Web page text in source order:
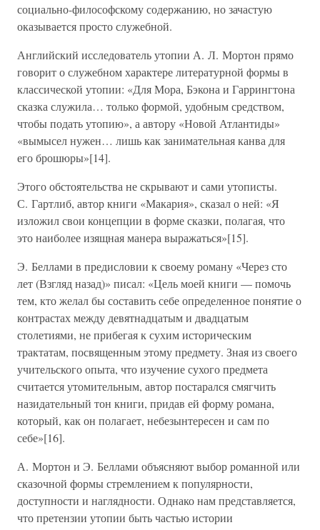
социально-философскому содержанию, но зачастую
оказывается просто служебной.
Английский исследователь утопии А. Л. Мортон прямо
говорит о служебном характере литературной формы в
классической утопии: «Для Мора, Бэкона и Гаррингтона
сказка служила… только формой, удобным средством,
чтобы подать утопию», а автору «Новой Атлантиды»
«вымысел нужен… лишь как занимательная канва для
его брошюры»[14].
Этого обстоятельства не скрывают и сами утописты.
С. Гартлиб, автор книги «Макария», сказал о ней: «Я
изложил свои концепции в форме сказки, полагая, что
это наиболее изящная манера выражаться»[15].
Э. Беллами в предисловии к своему роману «Через сто
лет (Взгляд назад)» писал: «Цель моей книги — помочь
тем, кто желал бы составить себе определенное понятие о
контрастах между девятнадцатым и двадцатым
столетиями, не прибегая к сухим историческим
трактатам, посвященным этому предмету. Зная из своего
учительского опыта, что изучение сухого предмета
считается утомительным, автор постарался смягчить
назидательный тон книги, придав ей форму романа,
который, как он полагает, небезынтересен и сам по
себе»[16].
А. Мортон и Э. Беллами объясняют выбор романной или
сказочной формы стремлением к популярности,
доступности и наглядности. Однако нам представляется,
что претензии утопии быть частью истории